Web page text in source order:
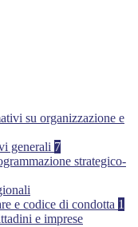
su organizzazione e
generali 7
strategico-
e codice di condotta 1
e imprese